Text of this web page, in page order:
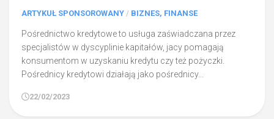
ARTYKUŁ SPONSOROWANY / BIZNES, FINANSE
Pośrednictwo kredytowe to usługa zaświadczana przez
specjalistów w dyscyplinie kapitałów, jacy pomagają
konsumentom w uzyskaniu kredytu czy też pożyczki.
Pośrednicy kredytowi działają jako pośrednicy...
22/02/2023